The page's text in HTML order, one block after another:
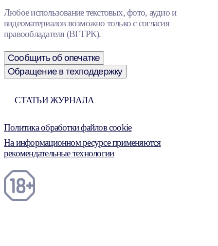
Любое использование текстовых, фото, аудио и
видеоматериалов возможно только с согласия
правообладателя (ВГТРК).
Сообщить об опечатке
Обращение в техподдержку
СТАТЬИ ЖУРНАЛА
Политика обработки файлов cookie
На информационном ресурсе применяются
рекомендательные технологии